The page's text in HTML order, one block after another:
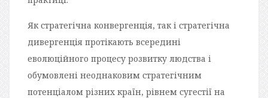
Як стратегічна конвергенція, так і стратегічна
дивергенція протікають всередині
еволюційного процесу розвитку людства і
обумовлені неоднаковим стратегічним
потенціалом різних країн, рівнем сугестії на